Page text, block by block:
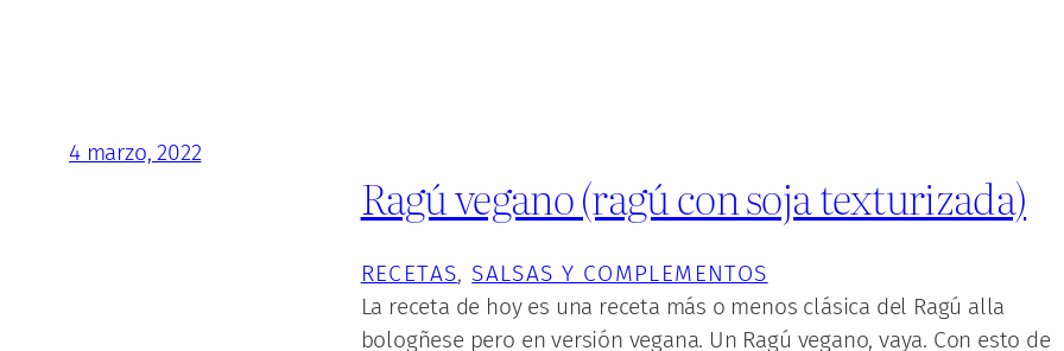
4 marzo, 2022
Ragú vegano (ragú con soja texturizada)
RECETAS, SALSAS Y COMPLEMENTOS
La receta de hoy es una receta más o menos clásica del Ragú alla
bologñese pero en versión vegana. Un Ragú vegano, vaya. Con esto de